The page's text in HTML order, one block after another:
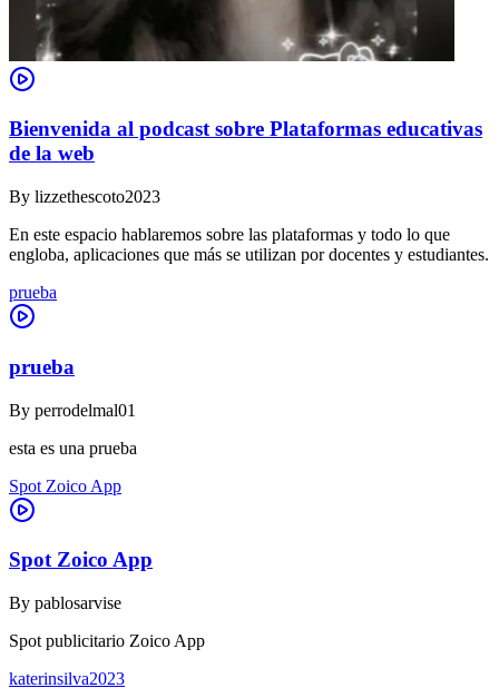
Bienvenida al podcast sobre Plataformas educativas
de la web
By lizzethescoto2023
En este espacio hablaremos sobre las plataformas y todo lo que
engloba, aplicaciones que más se utilizan por docentes y estudiantes.
prueba
prueba
By perrodelmal01
esta es una prueba
Spot Zoico App
Spot Zoico App
By pablosarvise
Spot publicitario Zoico App
katerinsilva2023